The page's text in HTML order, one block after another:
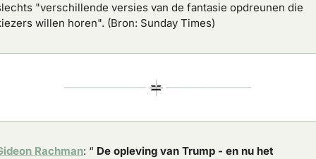
"verschillende versies van de fantasie opdreunen die
willen horen". (Bron: Sunday Times)
Rachman: “ De opleving van Trump - en nu het